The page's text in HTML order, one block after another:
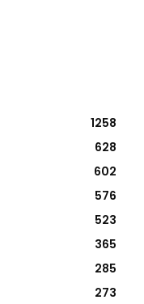
1258
628
602
576
523
365
285
273